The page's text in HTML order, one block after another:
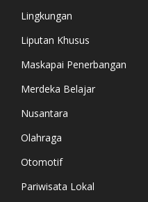
Lingkungan
Liputan Khusus
Maskapai Penerbangan
Merdeka Belajar
Nusantara
Olahraga
Otomotif
Pariwisata Lokal